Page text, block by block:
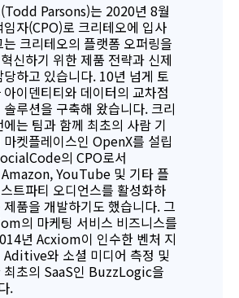
Parsons)는 2020년 8월
자(CPO)로 크리테오에 입사
크리테오의 플랫폼 오퍼링을
신하기 위한 제품 전략과 신제
하고 있습니다. 10년 넘게 토
이덴티티와 데이터의 교차점
루션을 구축해 왔습니다. 크리
는 팀과 함께 최초의 사람 기
마켓플레이스인 OpenX를 설립
의 CPO로서
YouTube 및 기타 플
트파티 오디언스를 활성화하
품을 개발하기도 했습니다. 그
의 마케팅 서비스 비즈니스를
년 Acxiom이 인수한 벤처 지
Aditive와 소셜 미디어 측정 및
최초의 SaaS인 BuzzLogic을
.